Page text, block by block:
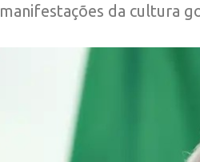
manifestações da cultura